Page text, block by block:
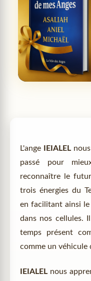
L'ange IEIALELnous
passé pour
reconnaître le
trois énergies du
en facilitant ainsi le
dans nos cellules.
temps présent
comme un véhicule
IEIALEL nous